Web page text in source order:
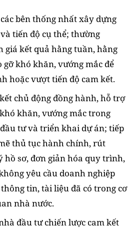
bên thống nhất xây dựng
tiến độ cụ thể; thường
giá kết quả hằng tuần, hằng
khó khăn, vướng mắc để
hoặc vượt tiến độ cam kết.
chủ động đồng hành, hỗ trợ
khăn, vướng mắc trong
tư và triển khai dự án; tiếp
thủ tục hành chính, rút
hồ sơ, đơn giản hóa quy trình,
yêu cầu doanh nghiệp
tin, tài liệu đã có trong cơ
nhà nước.
đầu tư chiến lược cam kết